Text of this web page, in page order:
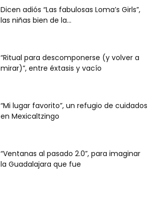
Dicen adiós “Las fabulosas Loma’s Girls”,
las niñas bien de la...
“Ritual para descomponerse (y volver a
mirar)”, entre éxtasis y vacío
“Mi lugar favorito”, un refugio de cuidados
en Mexicaltzingo
“Ventanas al pasado 2.0”, para imaginar
la Guadalajara que fue